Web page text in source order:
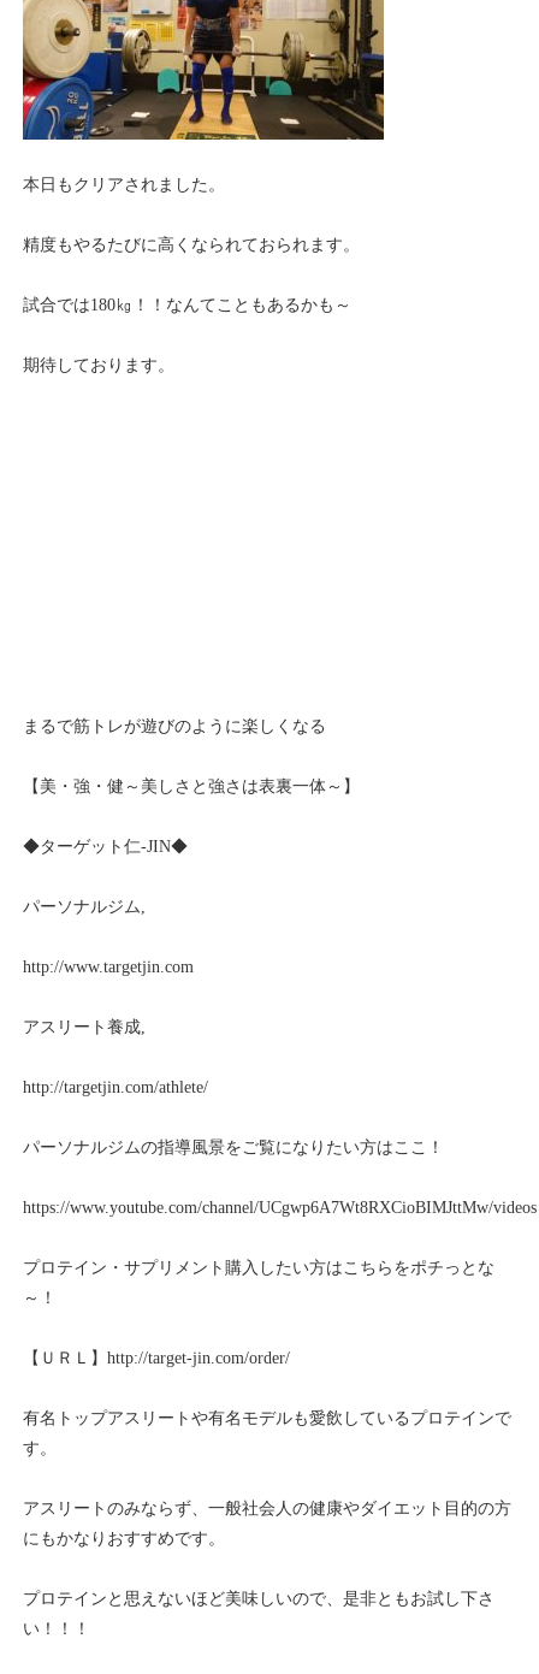
本日もクリアされました。
精度もやるたびに高くなられておられます。
試合では180㎏！！なんてこともあるかも～
期待しております。
まるで筋トレが遊びのように楽しくなる
【美・強・健～美しさと強さは表裏一体～】
◆ターゲット仁-JIN◆
パーソナルジム,
http://www.targetjin.com
アスリート養成,
http://targetjin.com/athlete/
パーソナルジムの指導風景をご覧になりたい方はここ！
https://www.youtube.com/channel/UCgwp6A7Wt8RXCioBIMJttMw/videos
プロテイン・サプリメント購入したい方はこちらをポチっとな
～！
【ＵＲＬ】http://target-jin.com/order/
有名トップアスリートや有名モデルも愛飲しているプロテインで
す。
アスリートのみならず、一般社会人の健康やダイエット目的の方
にもかなりおすすめです。
プロテインと思えないほど美味しいので、是非ともお試し下さ
い！！！